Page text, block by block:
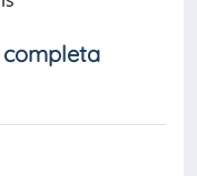
completa